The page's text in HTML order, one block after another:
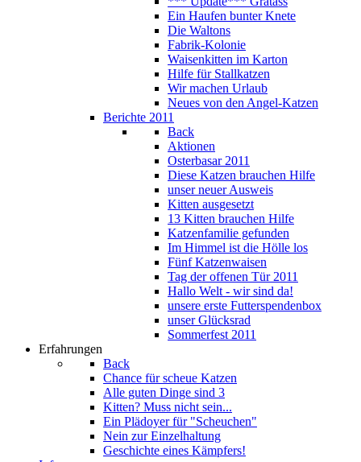
Ein Haufen bunter Knete
Die Waltons
Fabrik-Kolonie
Waisenkitten im Karton
Hilfe für Stallkatzen
Wir machen Urlaub
Neues von den Angel-Katzen
Berichte 2011
Back
Aktionen
Osterbasar 2011
Diese Katzen brauchen Hilfe
unser neuer Ausweis
Kitten ausgesetzt
13 Kitten brauchen Hilfe
Katzenfamilie gefunden
Im Himmel ist die Hölle los
Fünf Katzenwaisen
Tag der offenen Tür 2011
Hallo Welt - wir sind da!
unsere erste Futterspendenbox
unser Glücksrad
Sommerfest 2011
Erfahrungen
Back
Chance für scheue Katzen
Alle guten Dinge sind 3
Kitten? Muss nicht sein...
Ein Plädoyer für "Scheuchen"
Nein zur Einzelhaltung
Geschichte eines Kämpfers!